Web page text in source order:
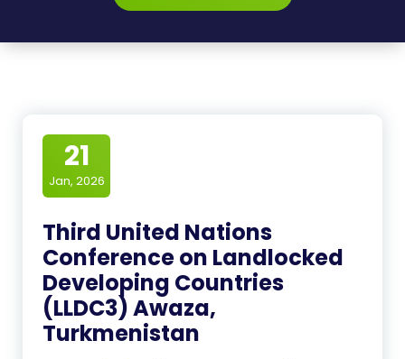
21
Jan, 2026
Third United Nations
Conference on Landlocked
Developing Countries
(LLDC3) Awaza,
Turkmenistan